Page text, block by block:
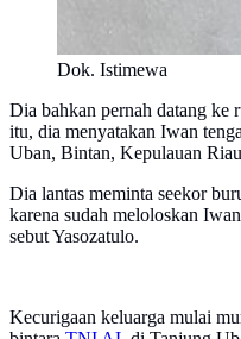
Dok. Istimewa
Dia bahkan pernah datang ke
itu, dia menyatakan Iwan
Uban, Bintan, Kepulauan
Dia lantas meminta seekor
karena sudah meloloskan
sebut Yasozatulo.
Kecurigaan keluarga mulai